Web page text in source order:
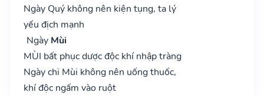
Ngày Quý không nên kiện tụng, ta lý
yếu địch mạnh
Ngày Mùi
MÙI bất phục dược độc khí nhập tràng
Ngày chi Mùi không nên uống thuốc,
khí độc ngấm vào ruột